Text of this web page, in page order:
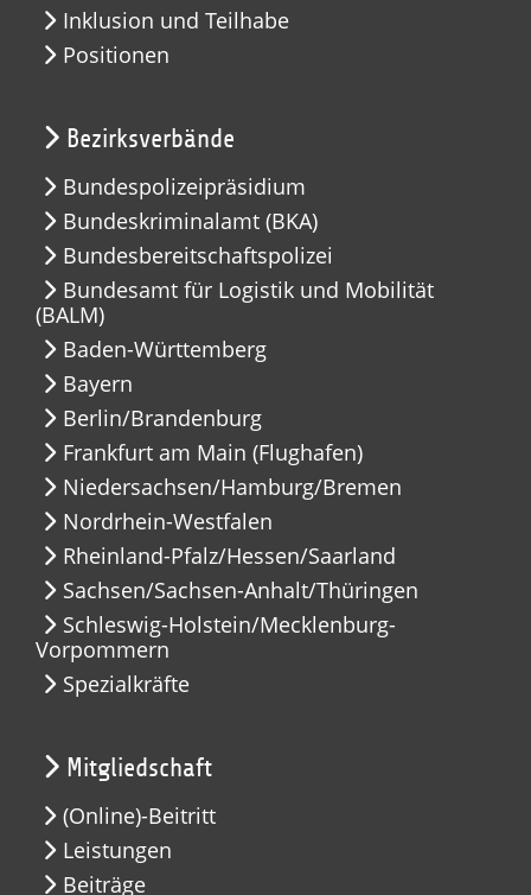
Inklusion und Teilhabe
Positionen
Bezirksverbände
Bundespolizeipräsidium
Bundeskriminalamt (BKA)
Bundesbereitschaftspolizei
Bundesamt für Logistik und Mobilität
(BALM)
Baden-Württemberg
Bayern
Berlin/Brandenburg
Frankfurt am Main (Flughafen)
Niedersachsen/Hamburg/Bremen
Nordrhein-Westfalen
Rheinland-Pfalz/Hessen/Saarland
Sachsen/Sachsen-Anhalt/Thüringen
Schleswig-Holstein/Mecklenburg-
Vorpommern
Spezialkräfte
Mitgliedschaft
(Online)-Beitritt
Leistungen
Beiträge